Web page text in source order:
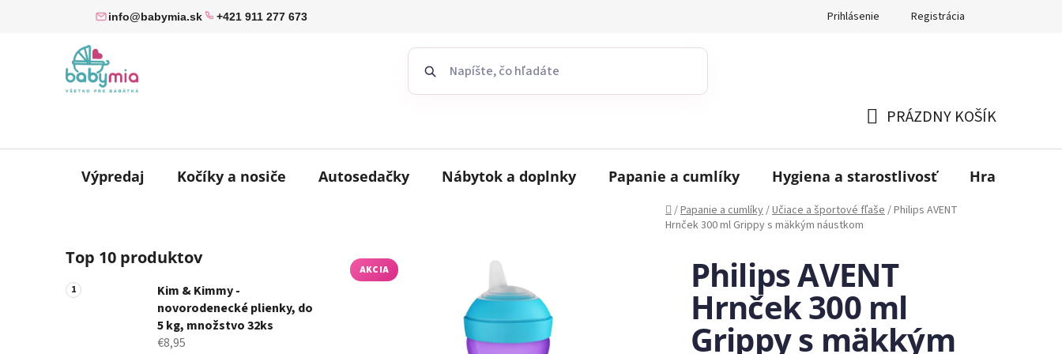
info@babymia.sk +421 911 277 673 Prihlásenie Registrácia
KOŠÍK
PRÁZDNY KOŠÍK
Výpredaj Kočíky a nosiče Autosedačky Nábytok a doplnky Papanie a cumlíky Hygiena a starostlivosť Hračky
Domov
/Papanie a cumlíky/Učiace a športové fľaše/Philips AVENT
Hrnček 300 ml Grippy s mäkkým náustkom
o
č
n
Top 10 produktov
Kim & Kimmy -
novorodenecké plienky, do
5 kg, množstvo 32ks
€8,95
Philips AVENT
Hrnček 300 ml
Grippy s mäkkým
AKCIA